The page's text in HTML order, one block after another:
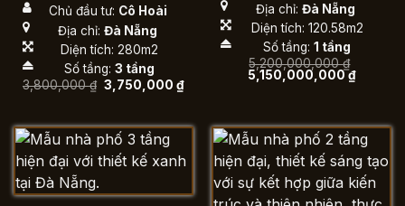
Chủ đầu tư: Cô Hoài
Địa chỉ: Đà Nẵng
Diện tích: 280m2
Số tầng: 3 tầng
3,800,000₫ Giá
gốc
3,750,000₫Giá
3,750,000 ₫.
Địa chỉ: Đà Nẵng
Diện tích: 120.58m2
Số tầng: 1 tầng
5,200,000,000₫
Giá
gốc
5,150,000,000₫Giá
hiện